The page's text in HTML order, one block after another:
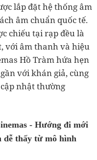
lắp đặt hệ thống âm
âm chuẩn quốc tế.
chiếu tại rạp đều là
với âm thanh và hiệu
Hồ Tràm hứa hẹn
với khán giả, cùng
nhật thường
- Hướng đi mới
dễ thấy từ mô hình